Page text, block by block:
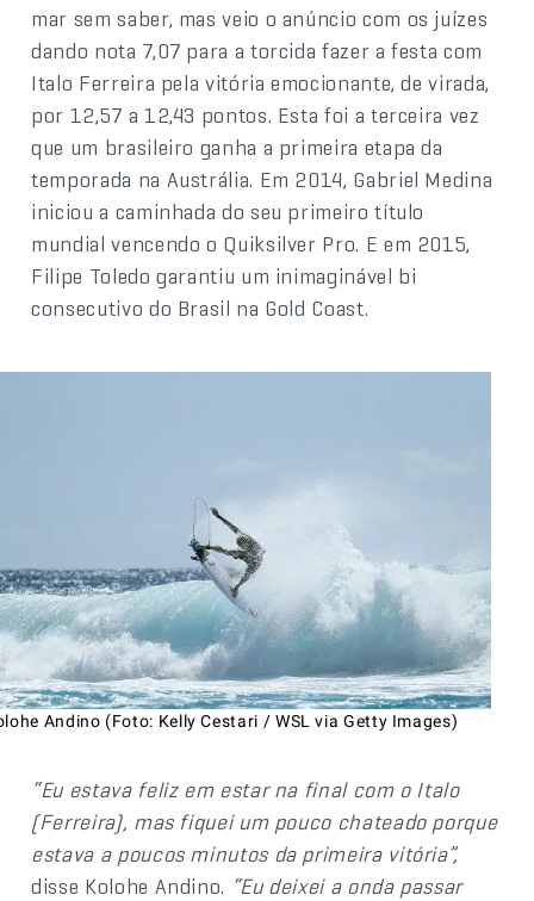
mar sem saber, mas veio o anúncio com os juízes
dando nota 7,07 para a torcida fazer a festa com
Italo Ferreira pela vitória emocionante, de virada,
por 12,57 a 12,43 pontos. Esta foi a terceira vez
que um brasileiro ganha a primeira etapa da
temporada na Austrália. Em 2014, Gabriel Medina
iniciou a caminhada do seu primeiro título
mundial vencendo o Quiksilver Pro. E em 2015,
Filipe Toledo garantiu um inimaginável bi
consecutivo do Brasil na Gold Coast.
Andino (Foto: Kelly Cestari / WSL via Getty Images)
“Eu estava feliz em estar na final com o Italo
(Ferreira), mas fiquei um pouco chateado porque
estava a poucos minutos da primeira vitória”,
disse Kolohe Andino. “Eu deixei a onda passar